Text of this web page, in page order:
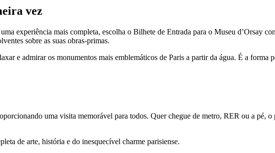
vez
experiência mais completa, escolha o Bilhete de Entrada para o Museu d’Orsay
sobre as suas obras-primas.
e admirar os monumentos mais emblemáticos de Paris a partir da água. É a forma
uma visita memorável para todos. Quer chegue de metro, RER ou a pé, o
de arte, história e do inesquecível charme parisiense.